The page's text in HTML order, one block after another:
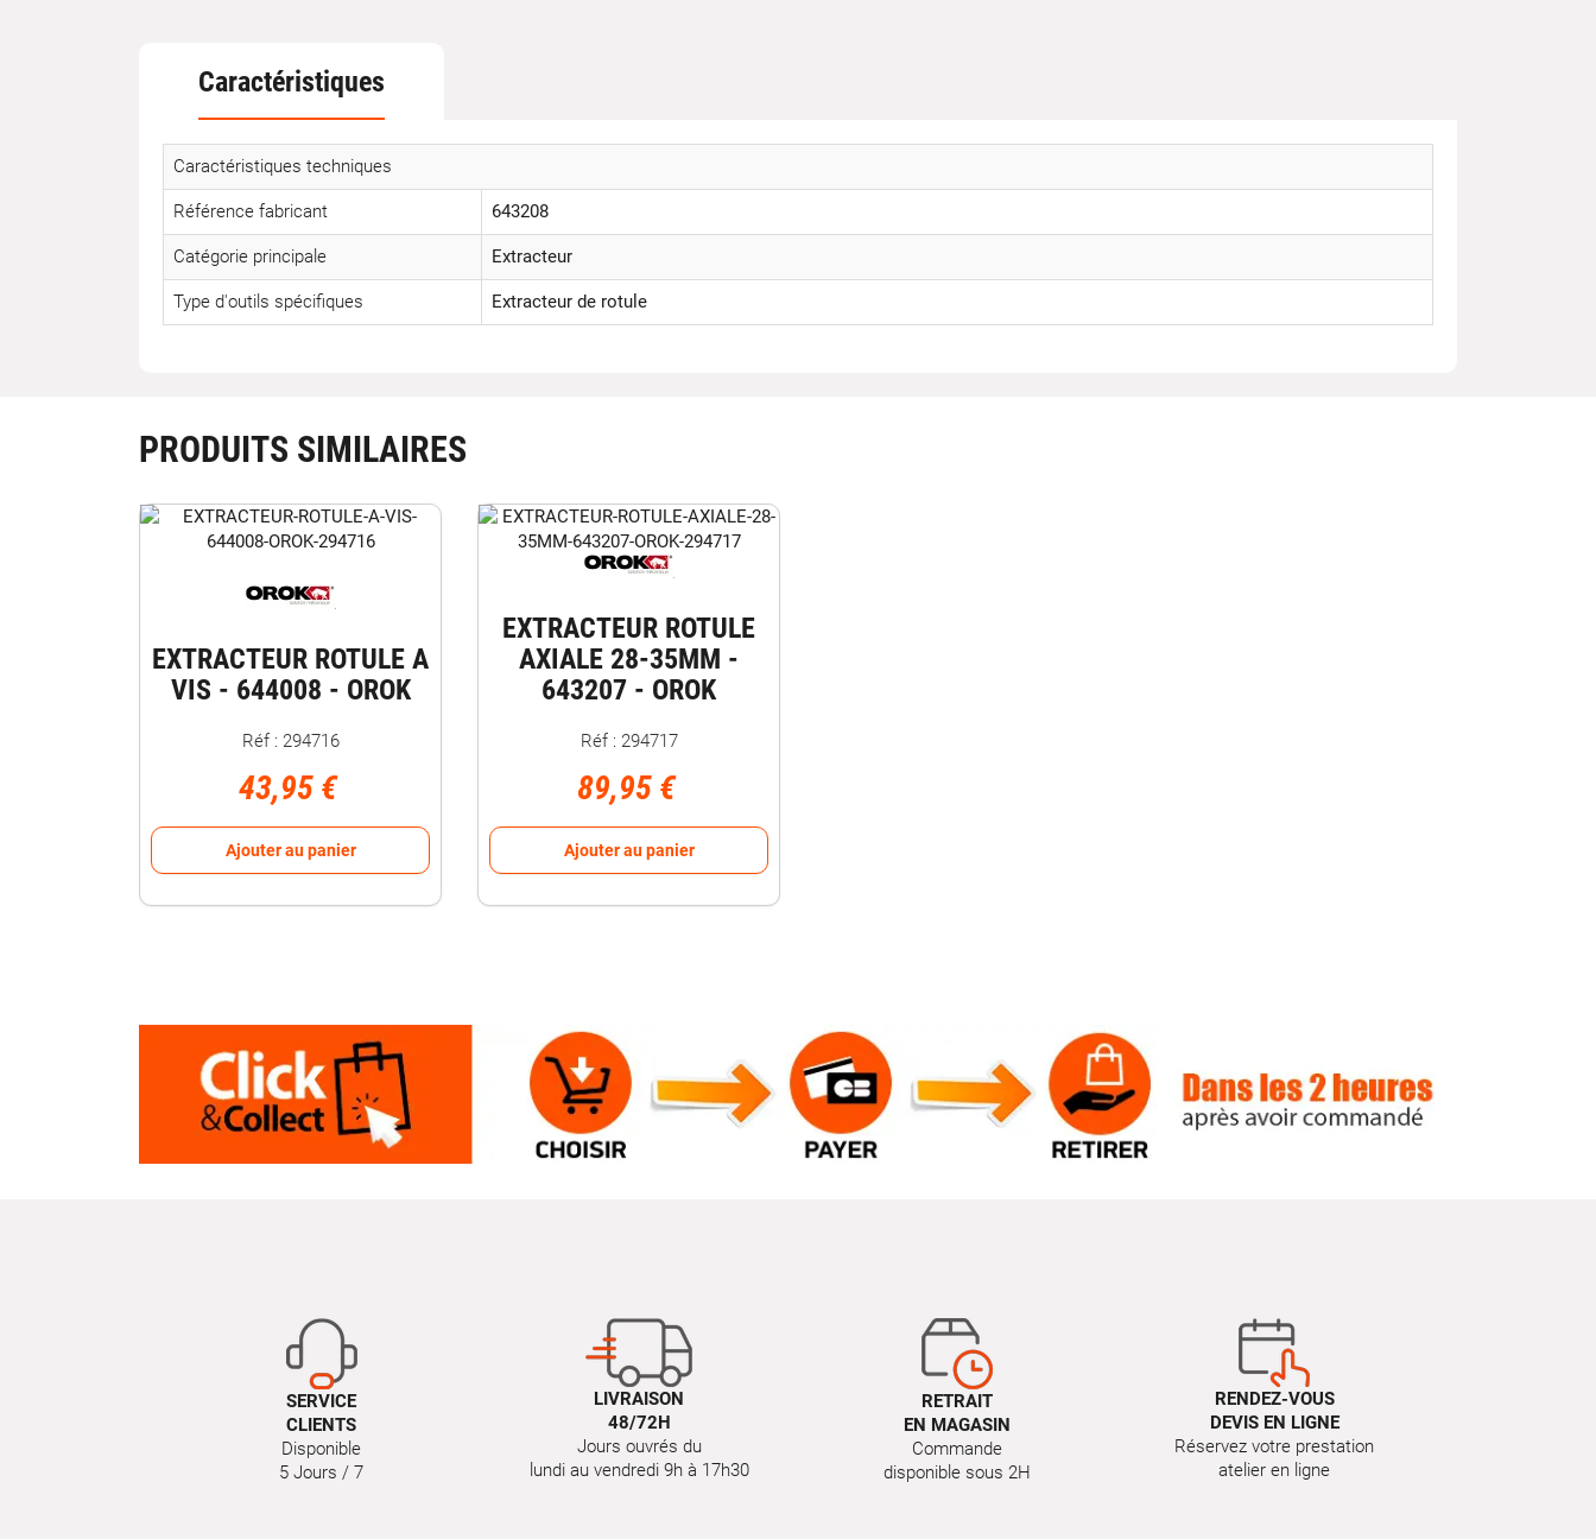
Caractéristiques
Caractéristiques techniques
Référence fabricant 643208
Catégorie principale Extracteur
Type d'outils spécifiques Extracteur de rotule
PRODUITS SIMILAIRES
EXTRACTEUR ROTULE A
VIS - 644008 - OROK
Réf : 294716
43,95 €
Ajouter au panier
EXTRACTEUR ROTULE
AXIALE 28-35MM -
643207 - OROK
Réf : 294717
89,95 €
Ajouter au panier
SERVICE
CLIENTS
Disponible
5 Jours / 7
LIVRAISON
48/72H
Jours ouvrés du
lundi au vendredi 9h à 17h30
RETRAIT
EN MAGASIN
Commande
disponible sous 2H
RENDEZ-VOUS
DEVIS EN LIGNE
Réservez votre prestation
atelier en ligne